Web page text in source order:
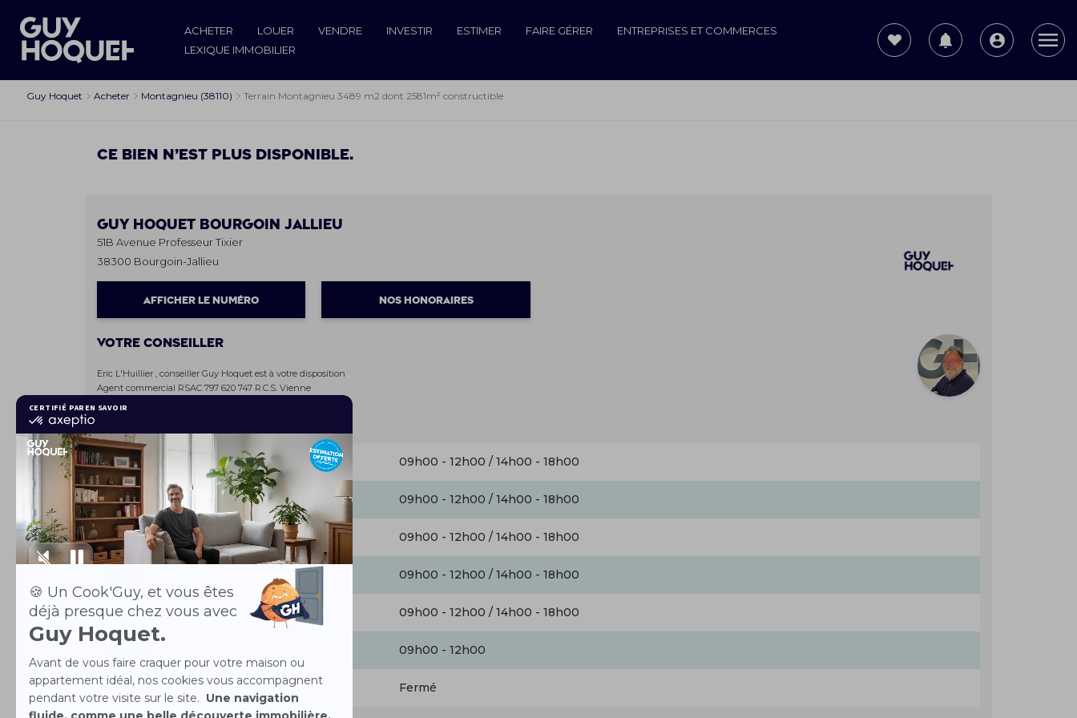
ACHETER LOUER VENDRE INVESTIR ESTIMER FAIRE GÉRER
ENTREPRISES ET COMMERCES
LEXIQUE IMMOBILIER
Guy Hoquet Acheter Montagnieu (38110) Terrain Montagnieu 3489 m2 dont 2581m² constructible
Ce bien n’est plus disponible.
Guy Hoquet BOURGOIN JALLIEU
51B Avenue Professeur Tixier
38300 Bourgoin-Jallieu
AFFICHER LE NUMÉRO NOS HONORAIRES
Votre conseiller
Eric L'Huillier , conseiller Guy Hoquet est à votre disposition
Agent commercial RSAC 797 620 747 R.C.S. Vienne
Lundi 09h00 - 12h00 / 14h00 - 18h00
Mardi 09h00 - 12h00 / 14h00 - 18h00
Mercredi 09h00 - 12h00 / 14h00 - 18h00
09h00 - 12h00 / 14h00 - 18h00
Vendredi 09h00 - 12h00 / 14h00 - 18h00
Samedi 09h00 - 12h00
Dimanche Fermé